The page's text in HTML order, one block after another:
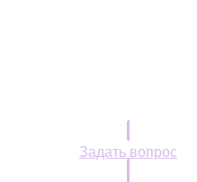
Задать вопрос